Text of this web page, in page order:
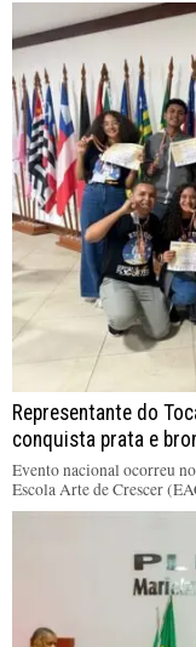
Representante do
conquista prata e
Evento nacional ocorreu
Escola Arte de Crescer